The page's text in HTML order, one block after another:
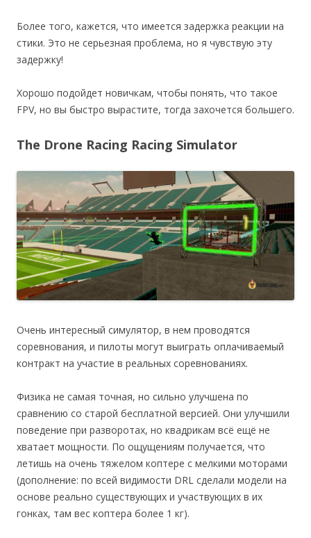
Более того, кажется, что имеется задержка реакции на
стики. Это не серьезная проблема, но я чувствую эту
задержку!
Хорошо подойдет новичкам, чтобы понять, что такое
FPV, но вы быстро вырастите, тогда захочется большего.
The Drone Racing Racing Simulator
Очень интересный симулятор, в нем проводятся
соревнования, и пилоты могут выиграть оплачиваемый
контракт на участие в реальных соревнованиях.
Физика не самая точная, но сильно улучшена по
сравнению со старой бесплатной версией. Они улучшили
поведение при разворотах, но квадрикам всё ещё не
хватает мощности. По ощущениям получается, что
летишь на очень тяжелом коптере с мелкими моторами
(дополнение: по всей видимости DRL сделали модели на
основе реально существующих и участвующих в их
гонках, там вес коптера более 1 кг).